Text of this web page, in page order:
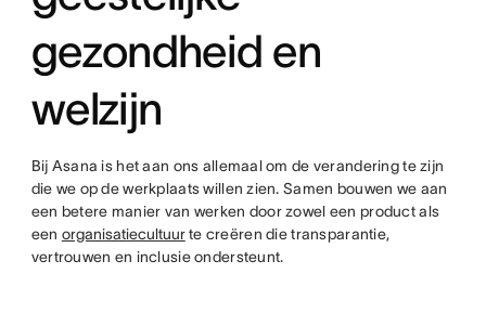
gezondheid en
welzijn
Bij Asana is het aan ons allemaal om de verandering te zijn
die we op de werkplaats willen zien. Samen bouwen we aan
een betere manier van werken door zowel een product als
een organisatiecultuurte creëren die transparantie,
vertrouwen en inclusie ondersteunt.